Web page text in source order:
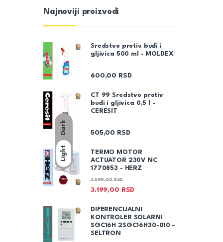
Dark
Light
Najnoviji proizvodi
Sredstvo protiv buđi i
gljivica 500 ml - MOLDEX
600,00 RSD
CT 99 Sredstvo protiv
buđi i gljivica 0,5 l -
CERESIT
505,00 RSD
TERMO MOTOR
ACTUATOR 230V NC
1770853 - HERZ
3.199,00 RSD
3.599,00RSD
DIFERENCIJALNI
KONTROLER SOLARNI
SGC16H 2SGC16H30-010 –
SELTRON